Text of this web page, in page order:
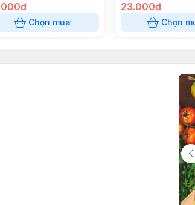
Chọn mua
23.000đ
Chọn